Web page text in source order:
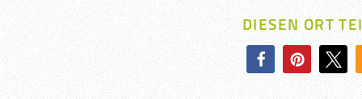
DIESEN ORT